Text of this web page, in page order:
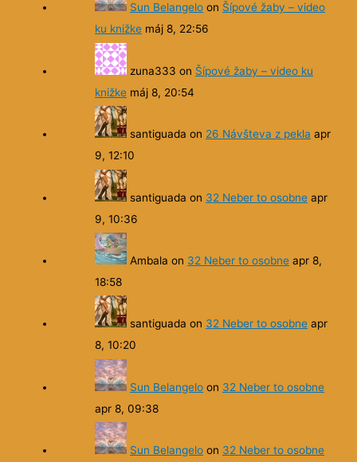
Sun Belangelo on Šípové žaby – video
ku knižke máj 8, 22:56
zuna333 on Šípové žaby – video ku
knižke máj 8, 20:54
santiguada on 26 Návšteva z pekla apr
9, 12:10
santiguada on 32 Neber to osobne apr
9, 10:36
Ambala on 32 Neber to osobne apr 8,
18:58
santiguada on 32 Neber to osobne apr
8, 10:20
Sun Belangelo on 32 Neber to osobne
apr 8, 09:38
Sun Belangelo on 32 Neber to osobne